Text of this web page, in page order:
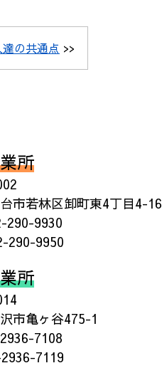
の共通点 >>
所
市若林区卸町東4丁目4-16
290-9930
290-9950
所
市亀ヶ谷475-1
7108
7119